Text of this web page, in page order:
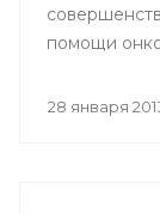
помощи
поддержки
28 января